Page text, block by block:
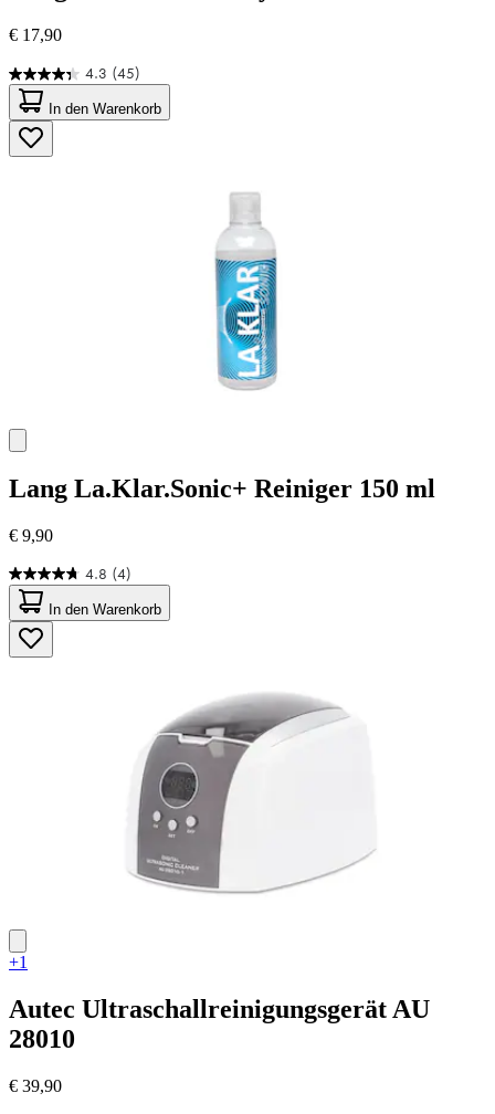
€ 17,90
4.3 (45)
4.3
von
5
Sternen.
45
In den Warenkorb
Lang La.Klar.Sonic+ Reiniger 150 ml
€ 9,90
4.8 (4)
4.8
von
5
Sternen.
4
In den Warenkorb
+1
Autec Ultraschallreinigungsgerät AU
28010
€ 39,90